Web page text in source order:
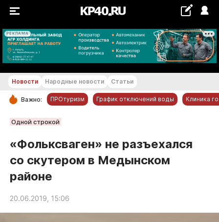
РЕКЛАМА
+28...+29 °С
РУБРИКИ
Статьи
Народные новости
Авто и транспорт
Благоустройство
Новости Народные новости Статьи
Важно: ПРОтуризм График отключений воды Клиника
Одной строкой
«Фольксваген» не разъехался
со скутером в Медынском
районе
20.06.2019, 15:06